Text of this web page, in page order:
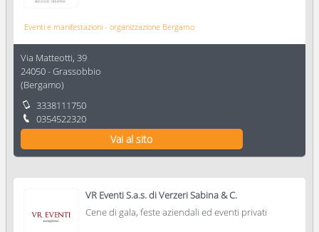
Eventi e manifestazioni - organizzazione Bergamo
Via Matteotti, 39
24050-Grassobbio
(Bergamo)
3338111750
0354522320
Vai al sito
VR Eventi S.a.s. di Verzeri Sabina & C.
Cene di gala, feste aziendali ed eventi privati